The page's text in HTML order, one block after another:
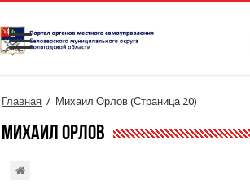
Главная / Михаил Орлов (Страница 20)
Михаил Орлов